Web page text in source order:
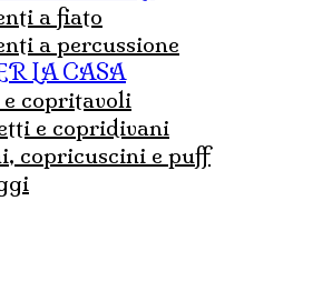
a fiato
a percussione
LA CASA
e copritavoli
e copridivani
copricuscini e puff